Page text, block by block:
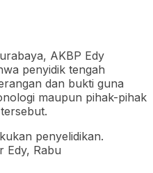
AKBP Edy
penyidik tengah
dan bukti guna
maupun pihak-pihak
penyelidikan.
Edy, Rabu